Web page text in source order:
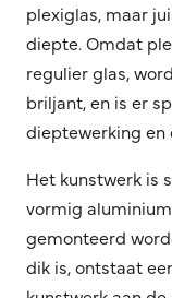
plexiglas, maar
diepte. Omdat
regulier glas,
briljant, en is er
dieptewerking en
Het kunstwerk is
vormig
gemonteerd
dik is, ontstaat